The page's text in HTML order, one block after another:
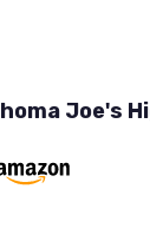
Joe's